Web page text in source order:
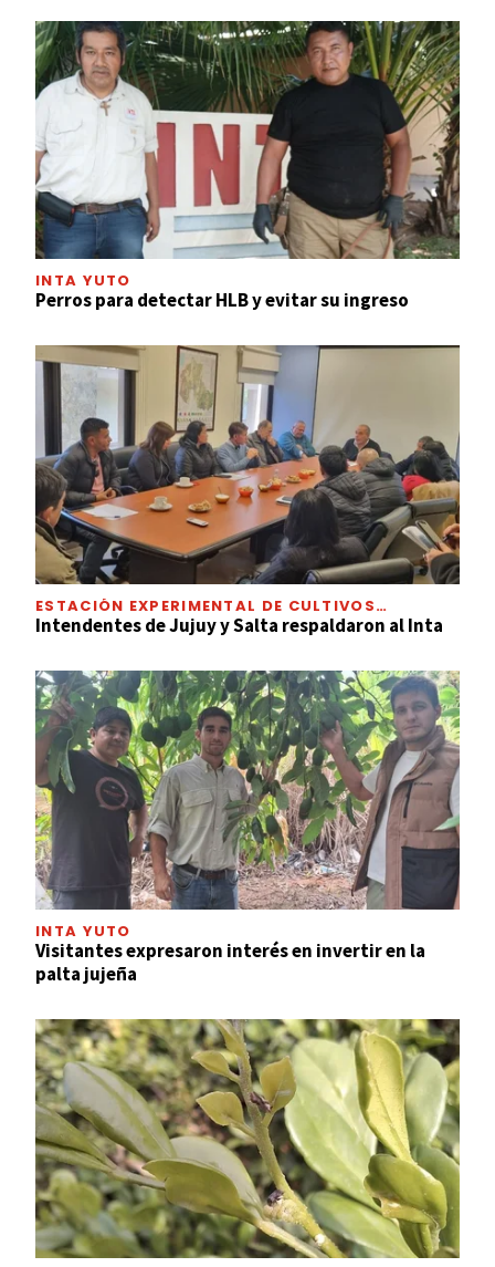
INTA YUTO
Perros para detectar HLB y evitar su ingreso
ESTACIÓN EXPERIMENTAL DE CULTIVOS
TROPICALES
Intendentes de Jujuy y Salta respaldaron al Inta
INTA YUTO
Visitantes expresaron interés en invertir en la
palta jujeña